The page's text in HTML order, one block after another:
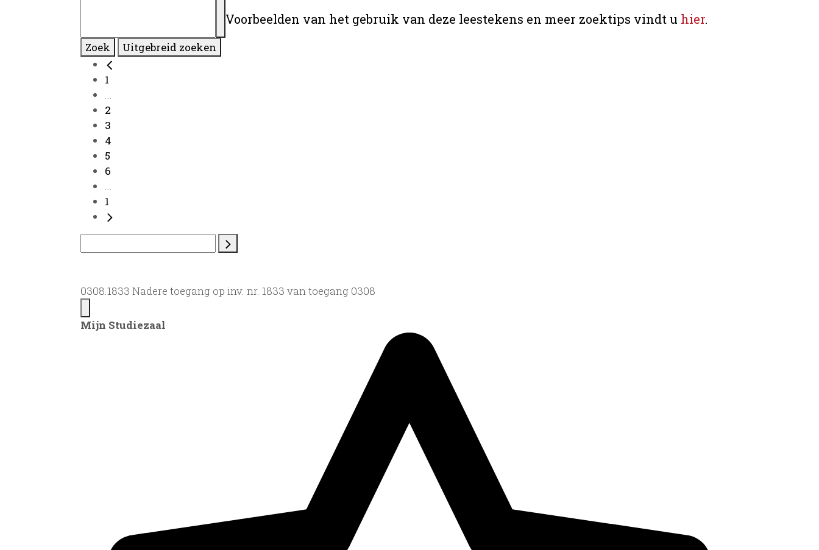
Voorbeelden van het gebruik van deze leestekens en meer zoektips vindt u hier.
Zoek Uitgebreid zoeken
1
...
2
3
4
5
6
...
1
0308.1833 Nadere toegang op inv. nr. 1833 van toegang 0308
Mijn Studiezaal